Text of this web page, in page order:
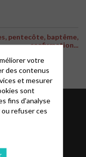
pentecôte, baptême,
confirmation...
EPUdF
régions
votre
des contenus
et mesurer
sont
fins d'analyse
refuser ces